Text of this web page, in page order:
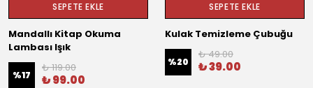
SEPETE EKLE
Mandallı Kitap Okuma
Lambası Işık
%17
₺ 119.00
₺ 99.00
SEPETE EKLE
Kulak Temizleme Çubuğu
%20
₺ 49.00
₺ 39.00